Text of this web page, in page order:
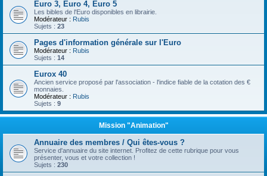
Euro 3, Euro 4, Euro 5
Les bibles de l'Euro disponibles en librairie.
Modérateur : Rubis
Sujets : 23
Pages d'information générale sur l'Euro
Modérateur : Rubis
Sujets : 14
Eurox 40
Ancien service proposé par l'association - l'indice fiable de la cotation des €
monnaies.
Modérateur : Rubis
Sujets : 9
Mission "Animation"
Annuaire des membres / Qui êtes-vous ?
Service d'annuaire du site internet. Profitez de cette rubrique pour vous
présenter, vous et votre collection !
Sujets : 230